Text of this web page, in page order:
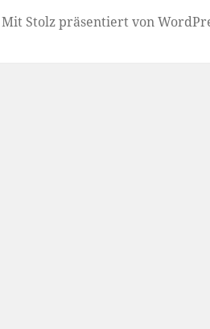
Mit Stolz präsentiert von